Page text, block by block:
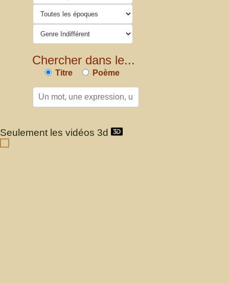
Chercher dans le...
Titre Poème
Seulement les vidéos 3d